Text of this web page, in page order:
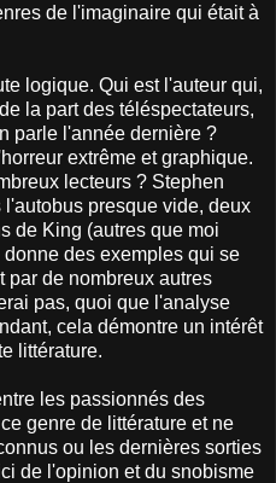
de l'imaginaire qui était à
logique. Qui est l'auteur qui,
la part des téléspectateurs,
parle l'année dernière ?
extrême et graphique.
lecteurs ? Stephen
presque vide, deux
de King (autres que moi
des exemples qui se
par de nombreux autres
pas, quoi que l'analyse
cela démontre un intérêt
littérature.
les passionnés des
genre de littérature et ne
ou les dernières sorties
de l'opinion et du snobisme